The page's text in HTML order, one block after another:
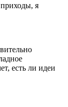
приходы, я
есть ли идеи